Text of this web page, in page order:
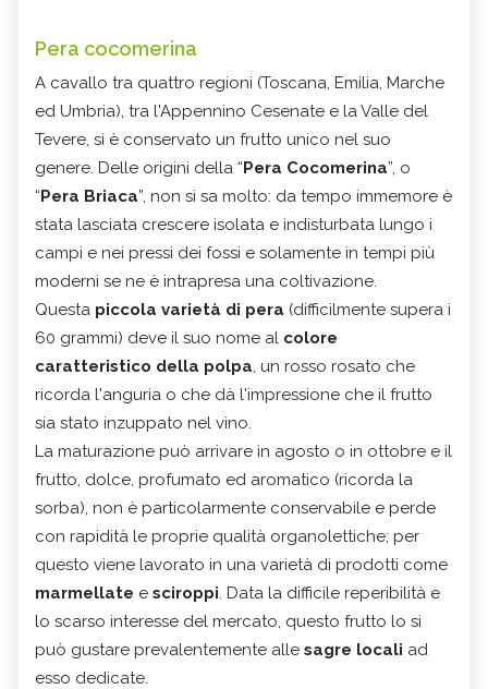
Pera cocomerina
A cavallo tra quattro regioni (Toscana, Emilia, Marche
ed Umbria), tra l'Appennino Cesenate e la Valle del
Tevere, si è conservato un frutto unico nel suo
genere. Delle origini della “Pera Cocomerina”, o
“Pera Briaca”, non si sa molto: da tempo immemore è
stata lasciata crescere isolata e indisturbata lungo i
campi e nei pressi dei fossi e solamente in tempi più
moderni se ne è intrapresa una coltivazione.
Questa piccola varietà di pera (difficilmente supera i
60 grammi) deve il suo nome al colore
caratteristico della polpa , un rosso rosato che
ricorda l'anguria o che dà l'impressione che il frutto
sia stato inzuppato nel vino.
La maturazione può arrivare in agosto o in ottobre e il
frutto, dolce, profumato ed aromatico (ricorda la
sorba), non è particolarmente conservabile e perde
con rapidità le proprie qualità organolettiche; per
questo viene lavorato in una varietà di prodotti come
marmellate e sciroppi . Data la difficile reperibilità e
lo scarso interesse del mercato, questo frutto lo si
può gustare prevalentemente alle sagre locali ad
esso dedicate.